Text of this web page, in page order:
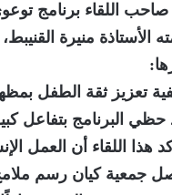
صاحب اللقاء برنامج
الأستاذة منيرة
تعزيز ثقة الطفل
حظي البرنامج بتفاعل
هذا اللقاء أن العمل
جمعية كيان رسم ملامح